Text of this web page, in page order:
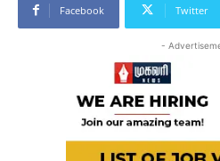
Facebook Twitter
-